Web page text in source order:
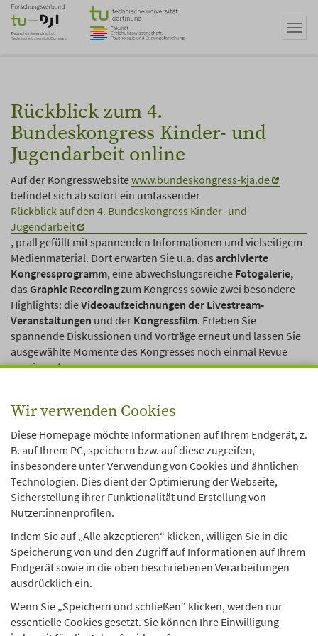
Zum
Hauptinhalt
springen
Rückblick zum 4.
Bundeskongress Kinder- und
Jugendarbeit online
Auf der Kongresswebsitewww.bundeskongress-kja.de
befindet sich ab sofort ein umfassender
Rückblick auf den 4. Bundeskongress Kinder- und
Jugendarbeit
, prall gefüllt mit spannenden Informationen und vielseitigem
Medienmaterial. Dort erwarten Sie u.a. das archivierte
Kongressprogramm, eine abwechslungsreiche Fotogalerie,
das Graphic Recordingzum Kongress sowie zwei besondere
Highlights: dieVideoaufzeichnungen der Livestream-
Veranstaltungen und der Kongressfilm. Erleben Sie
spannende Diskussionen und Vorträge erneut und lassen Sie
ausgewählte Momente des Kongresses noch einmal Revue
passieren!
Technische Universität Dortmund
Forschungsverbund DJI/TU Dortmund
Vogelpothsweg 78
Wir verwenden Cookies
Diese Homepage möchte Informationen auf Ihrem Endgerät, z.
B. auf Ihrem PC, speichern bzw. auf diese zugreifen,
insbesondere unter Verwendung von Cookies und ähnlichen
Technologien. Dies dient der Optimierung der Webseite,
Sicherstellung ihrer Funktionalität und Erstellung von
Nutzer:innenprofilen.
Indem Sie auf „Alle akzeptieren“ klicken, willigen Sie in die
Speicherung von und den Zugriff auf Informationen auf Ihrem
Endgerät sowie in die oben beschriebenen Verarbeitungen
ausdrücklich ein.
Wenn Sie „Speichern und schließen“ klicken, werden nur
essentielle Cookies gesetzt. Sie können Ihre Einwilligung